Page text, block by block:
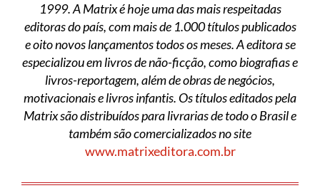
1999. A Matrix é hoje uma das mais respeitadas
editoras do país, com mais de 1.000 títulos publicados
e oito novos lançamentos todos os meses. A editora se
especializou em livros de não-ficção, como biografias e
livros-reportagem, além de obras de negócios,
motivacionais e livros infantis. Os títulos editados pela
Matrix são distribuídos para livrarias de todo o Brasil e
também são comercializados no site
www.matrixeditora.com.br